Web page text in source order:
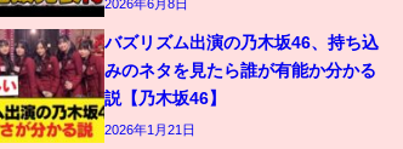
2026年6月8日
バズリズム出演の乃木坂46、持ち込
みのネタを見たら誰が有能か分かる
説【乃木坂46】
2026年1月21日